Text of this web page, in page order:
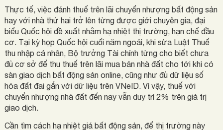
Thực tế, việc đánh thuế trên lãi chuyển nhượng bất động sản
hay với nhà thứ hai trở lên từng được giới chuyên gia, đại
biểu Quốc hội đề xuất nhằm hạ nhiệt thị trường, hạn chế đầu
cơ. Tại kỳ họp Quốc hội cuối năm ngoái, khi sửa Luật Thuế
thu nhập cá nhân, Bộ trưởng Tài chính từng cho biết chưa
đủ cơ sở để thu thuế trên lãi mua bán nhà đất cho tới khi có
sàn giao dịch bất động sản online, cũng như đủ dữ liệu số
hóa đất đai gắn với dữ liệu trên VNeID. Vì vậy, thuế với
chuyển nhượng nhà đất đến nay vẫn duy trì 2% trên giá trị
giao dịch.
Cần tìm cách hạ nhiệt giá bất động sản, để thị trường này